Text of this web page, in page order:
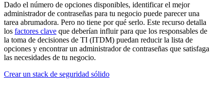
Dado el número de opciones disponibles, identificar el mejor
administrador de contraseñas para tu negocio puede parecer una
tarea abrumadora. Pero no tiene por qué serlo. Este recurso detalla
los factores clave que deberían influir para que los responsables de
la toma de decisiones de TI (ITDM) puedan reducir la lista de
opciones y encontrar un administrador de contraseñas que satisfaga
las necesidades de tu negocio.
Crear un stack de seguridad sólido